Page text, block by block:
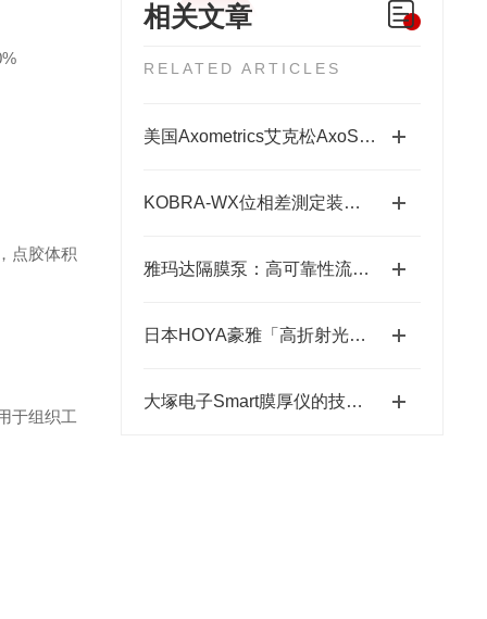
相关文章
RELATED ARTICLES
美国Axometrics艾克松AxoScan穆勒矩阵/旋光仪
KOBRA-WX位相差測定装置：高精度光学相位测量的关键技术解析
雅玛达隔膜泵：高可靠性流体输送的工业优选
日本HOYA豪雅「高折射光学引擎」—2.0超高清折射率-总代理藤田光学
大塚电子Smart膜厚仪的技术特点与应用优势
点胶体积
于组织工